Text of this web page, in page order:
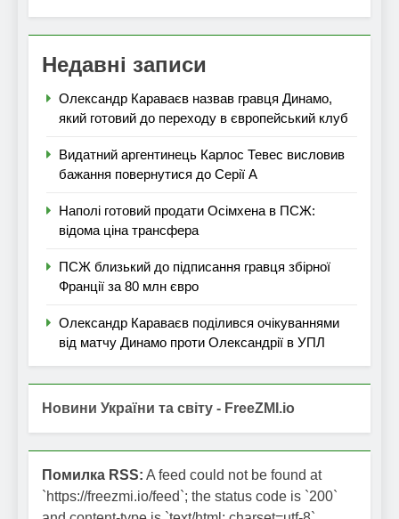
Недавні записи
Олександр Караваєв назвав гравця Динамо,
який готовий до переходу в європейський клуб
Видатний аргентинець Карлос Тевес висловив
бажання повернутися до Серії А
Наполі готовий продати Осімхена в ПСЖ:
відома ціна трансфера
ПСЖ близький до підписання гравця збірної
Франції за 80 млн євро
Олександр Караваєв поділився очікуваннями
від матчу Динамо проти Олександрії в УПЛ
Новини України та світу - FreeZMI.io
Помилка RSS: A feed could not be found at
`https://freezmi.io/feed`; the status code is `200`